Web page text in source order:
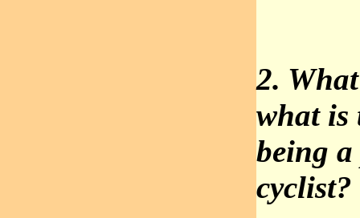
2.
what is
being
cyclist?